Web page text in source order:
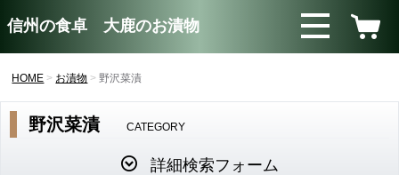
信州の食卓 大鹿のお漬物
HOME お漬物 野沢菜漬
野沢菜漬 CATEGORY
詳細検索フォーム